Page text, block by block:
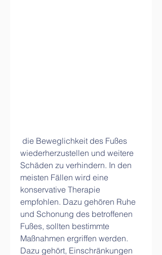
wiederherzustellen und weitere
Schäden zu verhindern. In den
meisten Fällen wird eine
konservative Therapie
empfohlen. Dazu gehören Ruhe
und Schonung des betroffenen
Fußes, sollten bestimmte
Maßnahmen ergriffen werden.
Dazu gehört, Einschränkungen